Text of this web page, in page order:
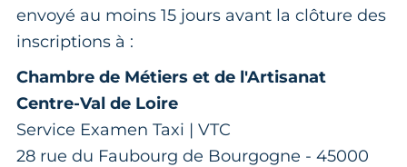
envoyé au moins 15 jours avant la clôture des
inscriptions à :
Chambre de Métiers et de l'Artisanat
Centre-Val de Loire
Service Examen Taxi | VTC
28 rue du Faubourg de Bourgogne - 45000